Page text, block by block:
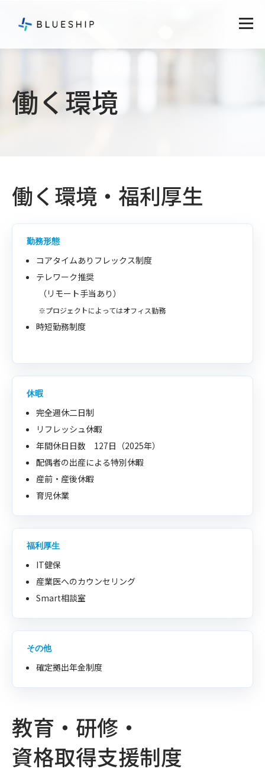
働く環境
働く環境・福利厚生
勤務形態
コアタイムありフレックス制度
テレワーク推奨
（リモート手当あり）
※プロジェクトによってはオフィス勤務
時短勤務制度
休暇
完全週休二日制
リフレッシュ休暇
年間休日日数 127日（2025年）
配偶者の出産による特別休暇
産前・産後休暇
育児休業
福利厚生
IT健保
産業医へのカウンセリング
Smart相談室
その他
確定拠出年金制度
教育・研修・
資格取得支援制度